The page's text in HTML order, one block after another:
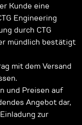
Kunde eine
Engineering
durch CTG
mündlich bestätigt
mit dem Versand
und Preisen auf
Angebot dar,
zur